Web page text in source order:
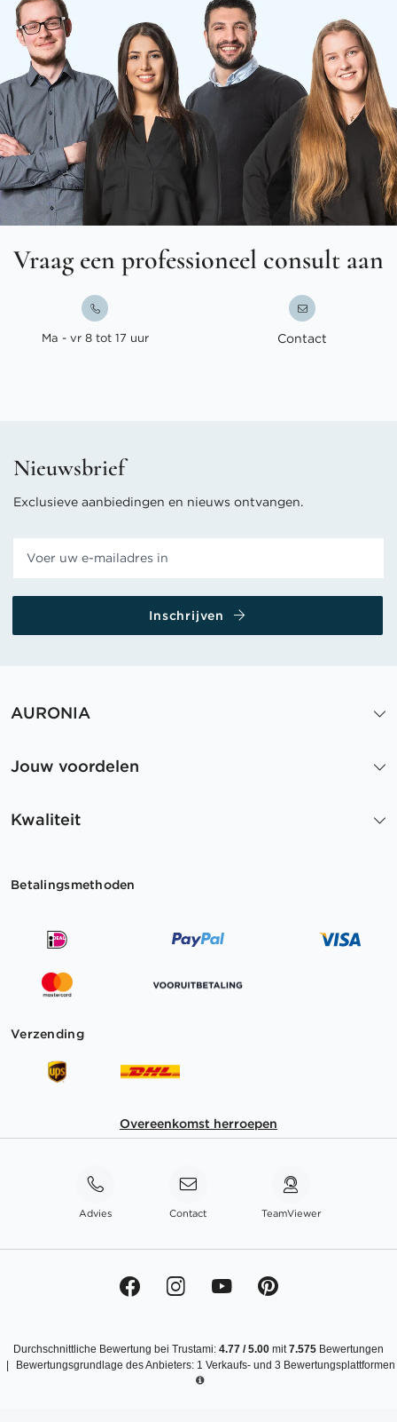
Vraag een professioneel consult aan
Ma - vr 8 tot 17 uur Contact
Nieuwsbrief
Exclusieve aanbiedingen en nieuws ontvangen.
Inschrijven
AURONIA
Jouw voordelen
Kwaliteit
Betalingsmethoden
Verzending
Overeenkomst herroepen
Advies Contact TeamViewer
Durchschnittliche Bewertung bei Trustami: 4.77 /5.00 mit7.575 Bewertungen
Bewertungsgrundlage des Anbieters: 1 Verkaufs- und 3 Bewertungsplattformen